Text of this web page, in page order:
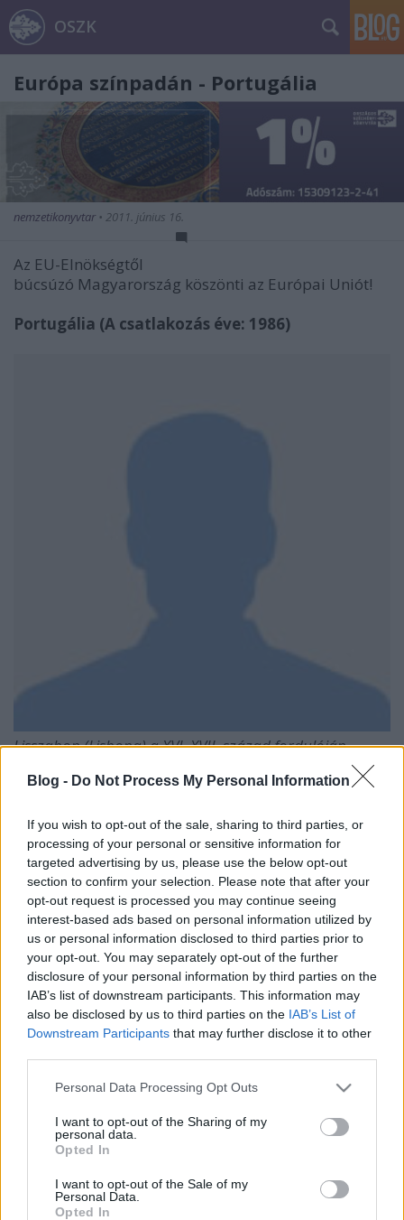
Blog - Do Not Process My Personal Information
If you wish to opt-out of the sale, sharing to third parties, or
processing of your personal or sensitive information for
targeted advertising by us, please use the below opt-out
section to confirm your selection. Please note that after your
opt-out request is processed you may continue seeing
interest-based ads based on personal information utilized by
us or personal information disclosed to third parties prior to
your opt-out. You may separately opt-out of the further
disclosure of your personal information by third parties on the
IAB’s list of downstream participants. This information may
also be disclosed by us to third parties on the IAB’s List of
Downstream Participants that may further disclose it to other
Please note that this website/app uses one or more Google
not limited to your visit or usage behaviour. You may click to
grant or deny consent to Google and its third-party tags to
use your data for below specified purposes in below Google
consent section.
Personal Data Processing Opt Outs
I want to opt-out of the Sharing of my
personal data.
Opted In
I want to opt-out of the Sale of my
Personal Data.
Opted In
OSZK
Európa színpadán - Portugália
nemzetikonyvtar • 2011. június 16.
Az EU-Elnökségtől
búcsúzó Magyarország köszönti az Európai Uniót!
Portugália (A csatlakozás éve: 1986)
Lisszabon (Lisbona) a XVI–XVII. század fordulóján
Szonett
Fordította: Tótfalusi István
Változik korunk, változik a szándok,
változik létünk, változnak a lények;
világunkban a változás a lényeg,
mely alakjára mindig új ruhát dob.
Amerre nézek, újdonságra látok,
mely mindig cáfolója reménynek:
rosszból csupán fájó emléke él meg,
jóból, ha részünk benne volt, a vágy csak.
Tavasz vet majd a rétre tarka köntöst,
mely állt előbb hideg hótól takartan,
s bennem az édes dal elfúl a könny közt.
Ott künn a változásból majd kipattan
naponta újabb változás, uj élet –
csak az én bánatom változhatatlan.